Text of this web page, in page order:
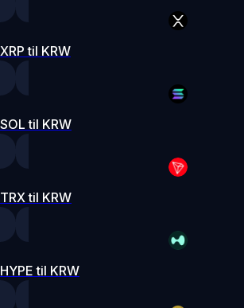
XRP til KRW
SOL til KRW
TRX til KRW
HYPE til KRW